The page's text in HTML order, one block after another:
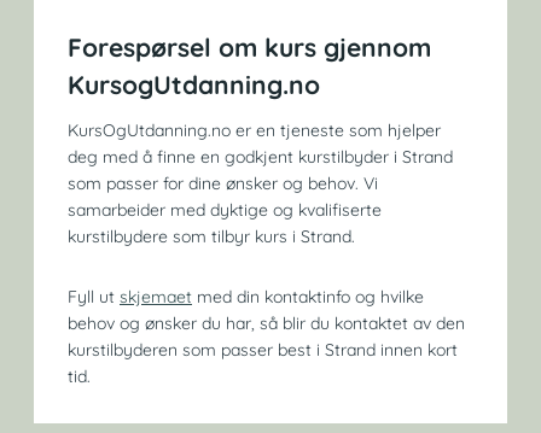
Forespørsel om kurs gjennom
KursogUtdanning.no
KursOgUtdanning.no er en tjeneste som hjelper
deg med å finne en godkjent kurstilbyder i Strand
som passer for dine ønsker og behov. Vi
samarbeider med dyktige og kvalifiserte
kurstilbydere som tilbyr kurs i Strand.
Fyll ut skjemaet med din kontaktinfo og hvilke
behov og ønsker du har, så blir du kontaktet av den
kurstilbyderen som passer best i Strand innen kort
tid.